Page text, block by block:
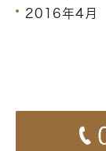
2016年4月